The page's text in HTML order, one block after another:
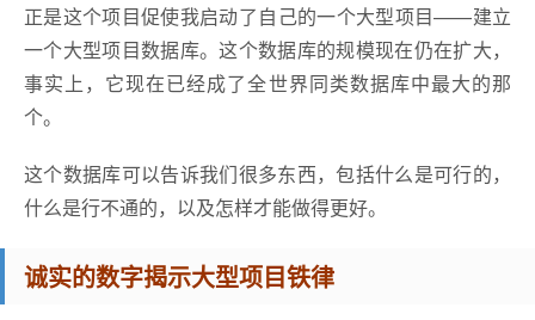
正是这个项目促使我启动了自己的一个大型项目——建立
一个大型项目数据库。这个数据库的规模现在仍在扩大，
事实上，它现在已经成了全世界同类数据库中最大的那
个。
这个数据库可以告诉我们很多东西，包括什么是可行的，
什么是行不通的，以及怎样才能做得更好。
诚实的数字揭示大型项目铁律